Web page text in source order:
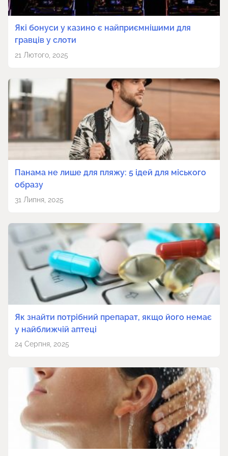
Які бонуси у казино є найприємнішими для
гравців у слоти
21 Лютого, 2025
Панама не лише для пляжу: 5 ідей для міського
образу
31 Липня, 2025
Як знайти потрібний препарат, якщо його немає
у найближчій аптеці
24 Серпня, 2025